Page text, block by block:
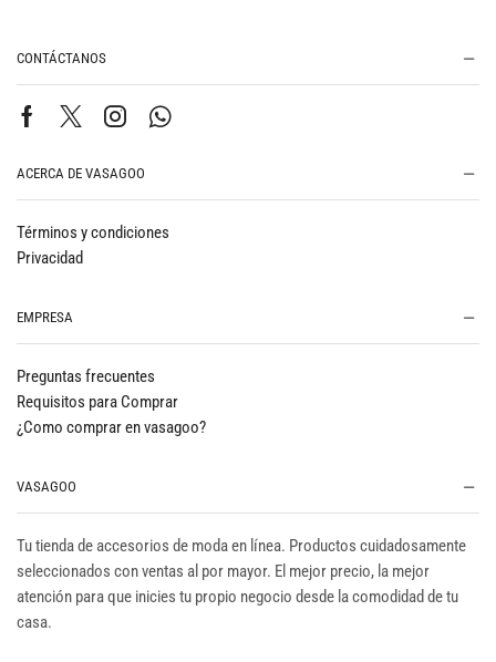
CONTÁCTANOS
ACERCA DE VASAGOO
Términos y condiciones
Privacidad
EMPRESA
Preguntas frecuentes
Requisitos para Comprar
¿Como comprar en vasagoo?
VASAGOO
Tu tienda de accesorios de moda en línea. Productos cuidadosamente
seleccionados con ventas al por mayor. El mejor precio, la mejor
atención para que inicies tu propio negocio desde la comodidad de tu
casa.